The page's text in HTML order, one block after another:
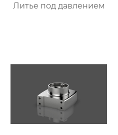
Литье под давлением